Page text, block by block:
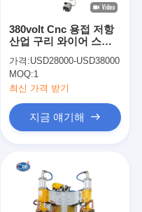
380volt Cnc 용접 저항
산업 구리 와이어 스팟
가격:USD28000-USD38000
MOQ:1
최신 가격 받기
지금 얘기해